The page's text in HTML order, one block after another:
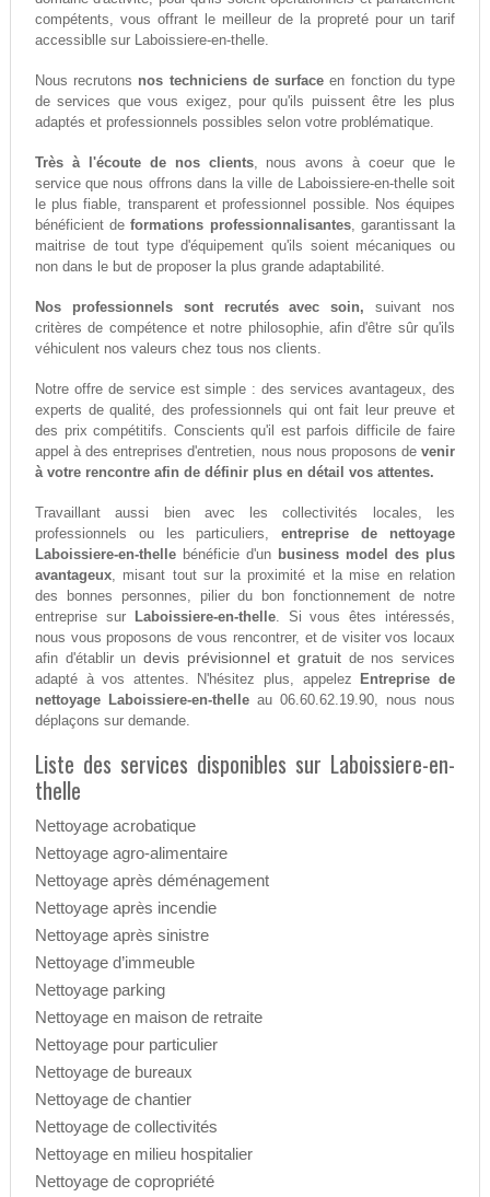
compétents, vous offrant le meilleur de la propreté pour un tarif
accessiblle sur Laboissiere-en-thelle.
Nous recrutons nos techniciens de surface en fonction du type
de services que vous exigez, pour qu'ils puissent être les plus
adaptés et professionnels possibles selon votre problématique.
Très à l'écoute de nos clients, nous avons à coeur que le
service que nous offrons dans la ville de Laboissiere-en-thelle soit
le plus fiable, transparent et professionnel possible. Nos équipes
bénéficient deformations professionnalisantes, garantissant la
maitrise de tout type d'équipement qu'ils soient mécaniques ou
non dans le but de proposer la plus grande adaptabilité.
Nos professionnels sont recrutés avec soin, suivant nos
critères de compétence et notre philosophie, afin d'être sûr qu'ils
véhiculent nos valeurs chez tous nos clients.
Notre offre de service est simple : des services avantageux, des
experts de qualité, des professionnels qui ont fait leur preuve et
des prix compétitifs. Conscients qu'il est parfois difficile de faire
appel à des entreprises d'entretien, nous nous proposons devenir
à votre rencontre afin de définir plus en détail vos attentes.
Travaillant aussi bien avec les collectivités locales, les
professionnels ou les particuliers,entreprise de nettoyage
Laboissiere-en-thellebénéficie d'un business model des plus
avantageux, misant tout sur la proximité et la mise en relation
des bonnes personnes, pilier du bon fonctionnement de notre
entreprise sur
Laboissiere-en-thelle. Si vous êtes intéressés,
nous vous proposons de vous rencontrer, et de visiter vos locaux
afin d'établir un devis prévisionnel et gratuit de nos services
adapté à vos attentes. N'hésitez plus, appelez
Entreprise de
nettoyage Laboissiere-en-thelleau 06.60.62.19.90, nous nous
déplaçons sur demande.
Liste des services disponibles sur Laboissiere-en-
thelle
Nettoyage acrobatique
Nettoyage agro-alimentaire
Nettoyage après déménagement
Nettoyage après incendie
Nettoyage après sinistre
Nettoyage d’immeuble
Nettoyage parking
Nettoyage en maison de retraite
Nettoyage pour particulier
Nettoyage de bureaux
Nettoyage de chantier
Nettoyage de collectivités
Nettoyage en milieu hospitalier
Nettoyage de copropriété